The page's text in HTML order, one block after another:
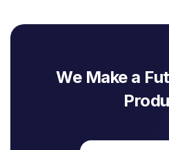
We Make a